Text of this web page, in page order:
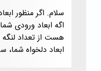
سلام. اگر منظور
اگه ابعاد ورودی
هست از تعداد
ابعاد دلخواه